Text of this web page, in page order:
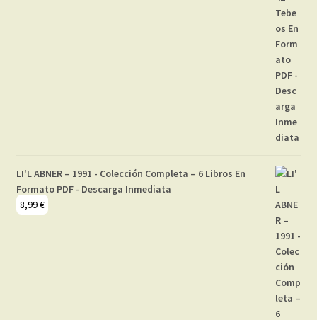
LI'L ABNER – 1991 - Colección Completa – 6 Libros En
Formato PDF - Descarga Inmediata
8,99€